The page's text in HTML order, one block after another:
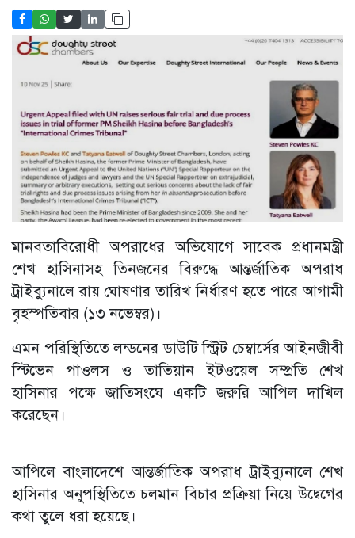
মানবতাবিরোধী অপরাধের অভিযোগে সাবেক প্রধানমন্ত্রী
শেখ হাসিনাসহ তিনজনের বিরুদ্ধে আন্তর্জাতিক অপরাধ
ট্রাইব্যুনালে রায় ঘোষণার তারিখ নির্ধারণ হতে পারে আগামী
বৃহস্পতিবার (১৩ নভেম্বর)।
এমন পরিস্থিতিতে লন্ডনের ডাউটি স্ট্রিট চেম্বার্সের আইনজীবী
স্টিভেন পাওলস ও তাতিয়ান ইটওয়েল সম্প্রতি শেখ
হাসিনার পক্ষে জাতিসংঘে একটি জরুরি আপিল দাখিল
করেছেন।
আপিলে বাংলাদেশে আন্তর্জাতিক অপরাধ ট্রাইব্যুনালে শেখ
হাসিনার অনুপস্থিতিতে চলমান বিচার প্রক্রিয়া নিয়ে উদ্বেগের
কথা তুলে ধরা হয়েছে।